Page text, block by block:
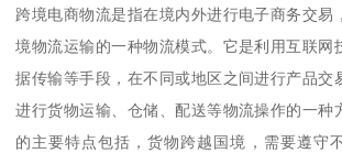
跨境电商物流是指在境内外进行电子商务交易
境物流运输的一种物流模式。它是利用互联网
据传输等手段，在不同或地区之间进行产品交
进行货物运输、仓储、配送等物流操作的一种
的主要特点包括，货物跨越国境，需要遵守